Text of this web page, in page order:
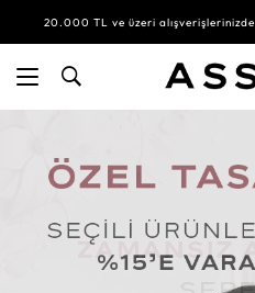
20.000 TL ve üzeri alışverişlerinizde